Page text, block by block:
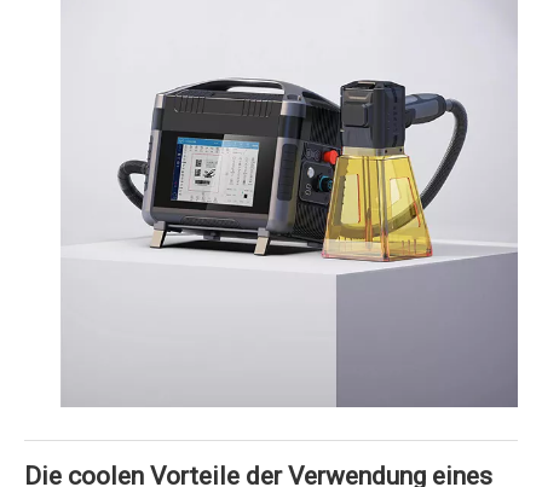
Die coolen Vorteile der Verwendung eines